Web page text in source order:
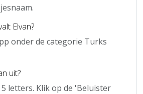
Elvan?
onder de categorie Turks
uit?
letters. Klik op de 'Beluister